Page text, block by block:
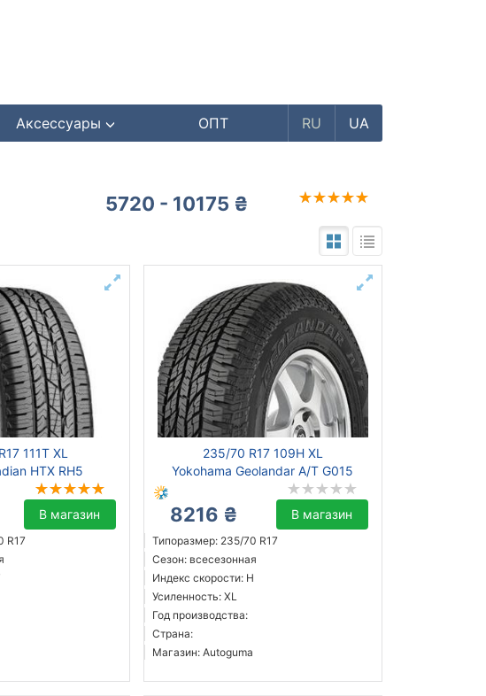
Аксессуары ОПТ RU UA
5720 - 10175 ₴
111T XL
HTX RH5
В магазин
R17
235/70 R17 109H XL
Yokohama Geolandar A/T G015
8216 ₴ В магазин
Типоразмер: 235/70 R17
Сезон: всесезонная
Индекс скорости: H
Усиленность: XL
Год производства:
Страна:
Магазин: Autoguma